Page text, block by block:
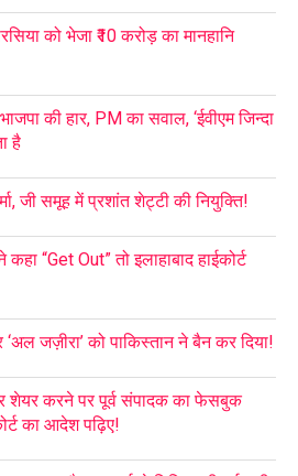
को भेजा ₹10 करोड़ का मानहानि
की हार, PM का सवाल, ‘ईवीएम जिन्दा
है
जी समूह में प्रशांत शेट्टी की नियुक्ति!
“Get Out” तो इलाहाबाद हाईकोर्ट
जज़ीरा’ को पाकिस्तान ने बैन कर दिया!
शेयर करने पर पूर्व संपादक का फेसबुक
का आदेश पढ़िए!